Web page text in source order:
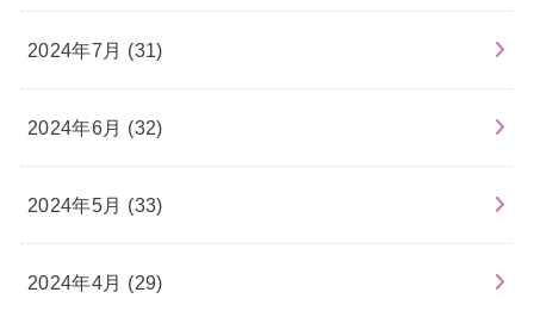
2024年7月 (31)
2024年6月 (32)
2024年5月 (33)
2024年4月 (29)